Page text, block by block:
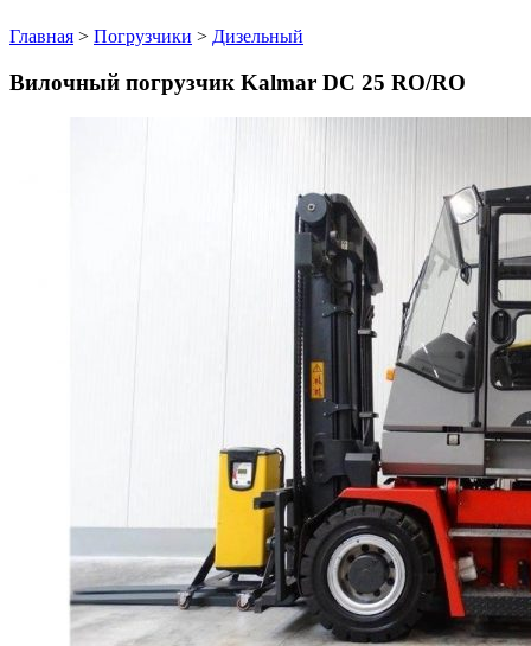
Главная > Погрузчики > Дизельный
Вилочный погрузчик Kalmar DC 25 RO/RO